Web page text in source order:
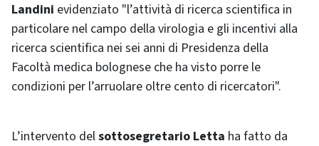
Landini evidenziato "l’attività di ricerca scientifica in
particolare nel campo della virologia e gli incentivi alla
ricerca scientifica nei sei anni di Presidenza della
Facoltà medica bolognese che ha visto porre le
condizioni per l’arruolare oltre cento di ricercatori".
L’intervento delsottosegretario Letta ha fatto da